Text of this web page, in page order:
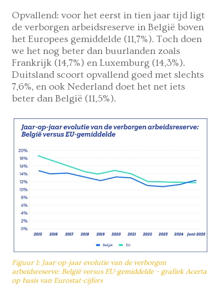
Opvallend: voor het eerst in tien jaar tijd ligt
de verborgen arbeidsreserve in België boven
het Europees gemiddelde (11,7%). Toch doen
we het nog beter dan buurlanden zoals
Frankrijk (14,7%) en Luxemburg (14,3%).
Duitsland scoort opvallend goed met slechts
7,6%, en ook Nederland doet het net iets
beter dan België (11,5%).
Figuur 1: Jaar-op-jaar evolutie van de verborgen
arbeidsreserve: België versus EU-gemiddelde – grafiek Acerta
op basis van Eurostat-cijfers